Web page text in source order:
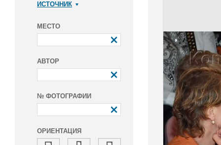
ИСТОЧНИК
МЕСТО
АВТОР
№ ФОТОГРАФИИ
ОРИЕНТАЦИЯ